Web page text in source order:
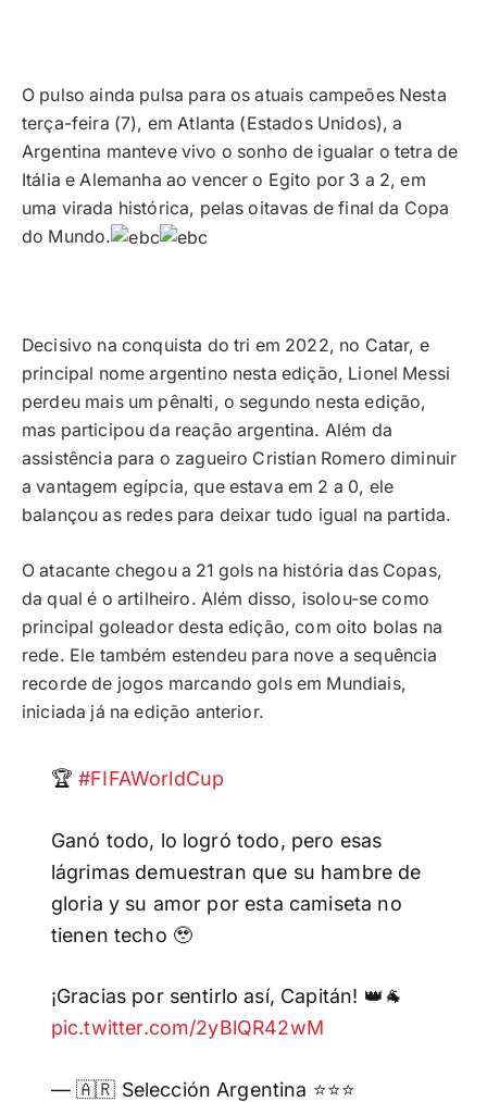
O pulso ainda pulsa para os atuais campeões Nesta
terça-feira (7), em Atlanta (Estados Unidos), a
Argentina manteve vivo o sonho de igualar o tetra de
Itália e Alemanha ao vencer o Egito por 3 a 2, em
uma virada histórica, pelas oitavas de final da Copa
do Mundo.
Decisivo na conquista do tri em 2022, no Catar, e
principal nome argentino nesta edição, Lionel Messi
perdeu mais um pênalti, o segundo nesta edição,
mas participou da reação argentina. Além da
assistência para o zagueiro Cristian Romero diminuir
a vantagem egípcia, que estava em 2 a 0, ele
balançou as redes para deixar tudo igual na partida.
O atacante chegou a 21 gols na história das Copas,
da qual é o artilheiro. Além disso, isolou-se como
principal goleador desta edição, com oito bolas na
rede. Ele também estendeu para nove a sequência
recorde de jogos marcando gols em Mundiais,
iniciada já na edição anterior.
🏆#FIFAWorldCup
Ganó todo, lo logró todo, pero esas
lágrimas demuestran que su hambre de
gloria y su amor por esta camiseta no
tienen techo 🥹
¡Gracias por sentirlo así, Capitán! 👑🐐
pic.twitter.com/2yBlQR42wM
— 🇦🇷 Selección Argentina ⭐⭐⭐